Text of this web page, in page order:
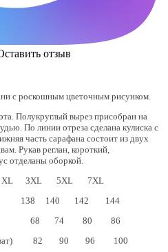
отзыв
с роскошным цветочным рисунком.
Полукруглый вырез присобран на
По линии отреза сделана кулиска с
часть сарафана состоит из двух
Рукав реглан, короткий,
отделаны оборкой.
7XL
138 140 142 144
68 74 80 86
82 90 96 100